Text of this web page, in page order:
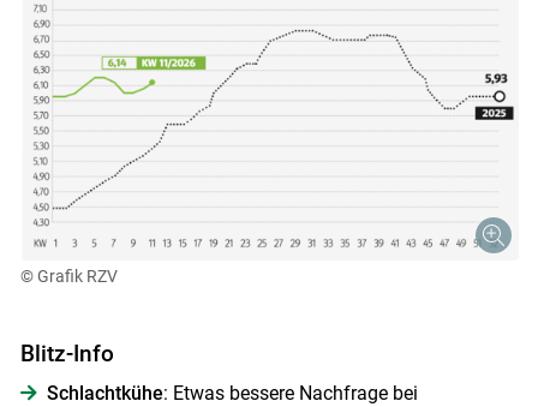
© Grafik RZV
Blitz-Info
Schlachtkühe: Etwas bessere Nachfrage bei